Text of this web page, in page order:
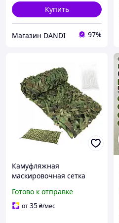
Купить
Магазин DANDI 97%
Камуфляжная
маскировочная сетка
Woodland, с
креплениями)
Готово к отправке
от35₴/мес